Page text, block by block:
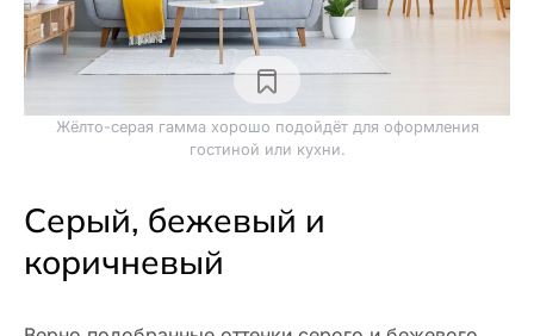
Жёлто-серая гамма хорошо подойдёт для оформления
гостиной или кухни.
Серый, бежевый и
коричневый